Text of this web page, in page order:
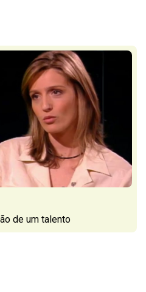
de um talento